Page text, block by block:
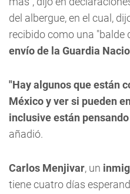
del albergue, en el cual,
recibido como una "balde
envío de la Guardia
"Hay algunos que están
México y ver si pueden
inclusive están
añadió.
Carlos Menjivar, un
tiene cuatro días